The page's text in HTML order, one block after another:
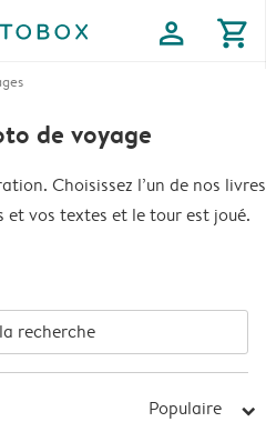
profile shopping_cart
de voyage
Choisissez l’un de nos livres
vos textes et le tour est joué.
recherche
Populaire arrow_right